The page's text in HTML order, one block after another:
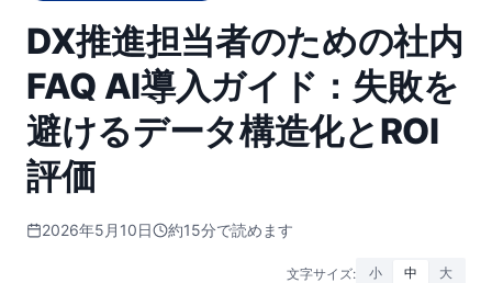
DX推進担当者のための社内
FAQ AI導入ガイド：失敗を
避けるデータ構造化とROI
評価
2026年5月10日 約15分で読めます
文字サイズ: 小 中 大